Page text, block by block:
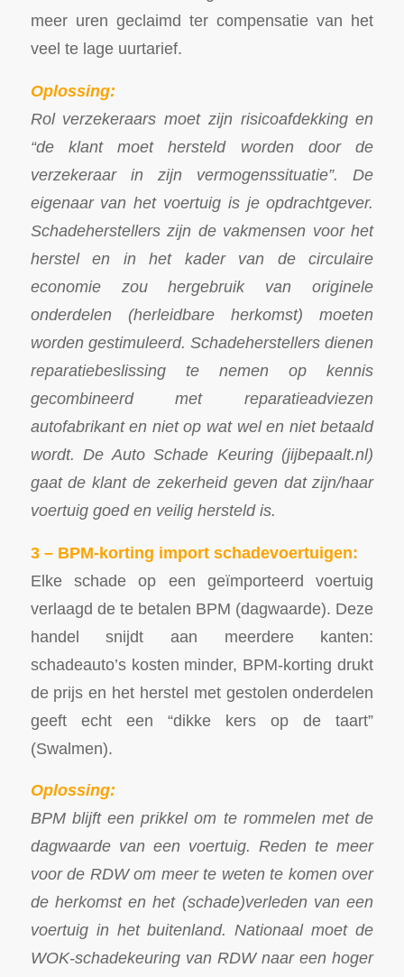
meer uren geclaimd ter compensatie van het
veel te lage uurtarief.
Oplossing:
Rol verzekeraars moet zijn risicoafdekking en
“de klant moet hersteld worden door de
verzekeraar in zijn vermogenssituatie”. De
eigenaar van het voertuig is je opdrachtgever.
Schadeherstellers zijn de vakmensen voor het
herstel en in het kader van de circulaire
economie zou hergebruik van originele
onderdelen (herleidbare herkomst) moeten
worden gestimuleerd. Schadeherstellers dienen
reparatiebeslissing te nemen op kennis
gecombineerd met reparatieadviezen
autofabrikant en niet op wat wel en niet betaald
wordt. De Auto Schade Keuring (jijbepaalt.nl)
gaat de klant de zekerheid geven dat zijn/haar
voertuig goed en veilig hersteld is.
3 – BPM-korting import schadevoertuigen:
Elke schade op een geïmporteerd voertuig
verlaagd de te betalen BPM (dagwaarde). Deze
handel snijdt aan meerdere kanten:
schadeauto’s kosten minder, BPM-korting drukt
de prijs en het herstel met gestolen onderdelen
geeft echt een “dikke kers op de taart”
(Swalmen).
Oplossing:
BPM blijft een prikkel om te rommelen met de
dagwaarde van een voertuig. Reden te meer
voor de RDW om meer te weten te komen over
de herkomst en het (schade)verleden van een
voertuig in het buitenland. Nationaal moet de
WOK-schadekeuring van RDW naar een hoger